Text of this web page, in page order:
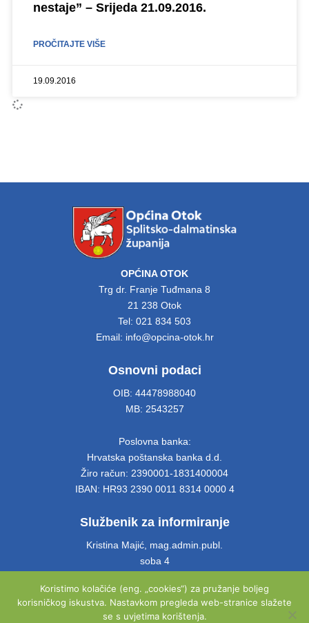
nestaje” – Srijeda 21.09.2016.
PROČITAJTE VIŠE
19.09.2016
OPĆINA OTOK
Trg dr. Franje Tuđmana 8
21 238 Otok
Tel: 021 834 503
Email: info@opcina-otok.hr
Osnovni podaci
OIB: 44478988040
MB: 2543257
Poslovna banka:
Hrvatska poštanska banka d.d.
Žiro račun: 2390001-1831400004
IBAN: HR93 2390 0011 8314 0000 4
Službenik za informiranje
Kristina Majić, mag.admin.publ.
soba 4
Email: info@opcina-otok.hr
Koristimo kolačiće (eng. „cookies“) za pružanje boljeg
korisničkog iskustva. Nastavkom pregleda web-stranice slažete
se s uvjetima korištenja.